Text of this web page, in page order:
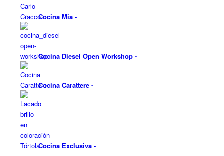
Cocina Mia-
Cocina Diesel Open Workshop-
Cocina Carattere-
Cocina Exclusiva-